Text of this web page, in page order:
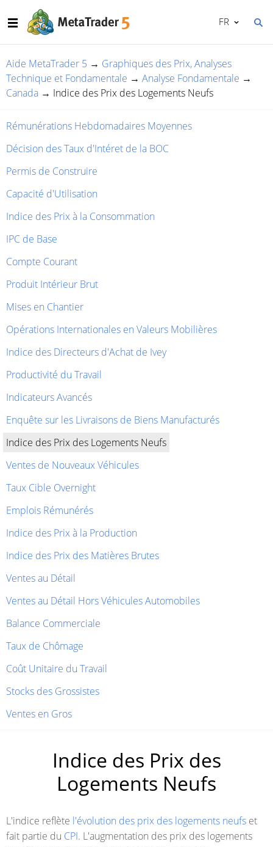
FR
Aide MetaTrader 5 → Graphiques des Prix, Analyses
Technique et Fondamentale → Analyse Fondamentale →
Canada → Indice des Prix des Logements Neufs
Rémunérations Hebdomadaires Moyennes
Décision des Taux d'Intéret de la BOC
Permis de Construire
Capacité d'Utilisation
Indice des Prix à la Consommation
IPC de Base
Compte Courant
Produit Intérieur Brut
Mises en Chantier
Opérations Internationales en Valeurs Mobilières
Indice des Directeurs d'Achat de Ivey
Productivité du Travail
Indicateurs Avancés
Enquête sur les Livraisons de Biens Manufacturés
Indice des Prix des Logements Neufs
Ventes de Nouveaux Véhicules
Taux Cible Overnight
Emplois Rémunérés
Indice des Prix à la Production
Indice des Prix des Matières Brutes
Ventes au Détail
Ventes au Détail Hors Véhicules Automobiles
Balance Commerciale
Taux de Chômage
Coût Unitaire du Travail
Stocks des Grossistes
Ventes en Gros
Indice des Prix des
Logements Neufs
L'indice reflète l'évolution des prix des logements neufs et
fait partie du CPI. L'augmentation des prix des logements